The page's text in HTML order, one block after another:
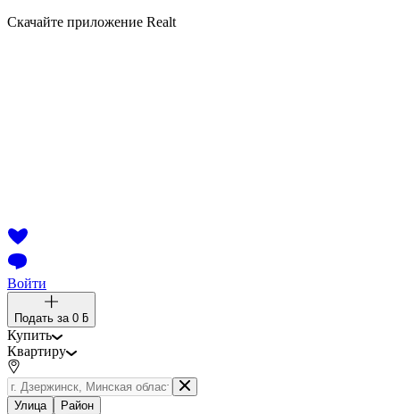
Скачайте приложение Realt
Войти
Подать за 0 ƃ
Купить
Квартиру
Улица Район